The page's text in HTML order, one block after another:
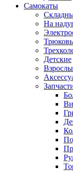
Самокаты
На
Детские